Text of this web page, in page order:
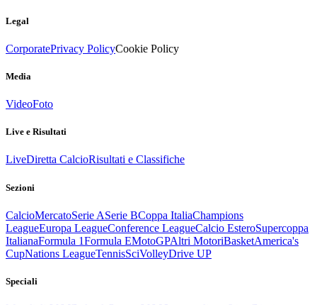
Legal
CorporatePrivacy PolicyCookie Policy
Media
VideoFoto
Live e Risultati
LiveDiretta CalcioRisultati e Classifiche
Sezioni
CalcioMercatoSerie ASerie BCoppa ItaliaChampions
LeagueEuropa LeagueConference LeagueCalcio EsteroSupercoppa
ItalianaFormula 1Formula EMotoGPAltri MotoriBasketAmerica's
CupNations LeagueTennisSciVolleyDrive UP
Speciali